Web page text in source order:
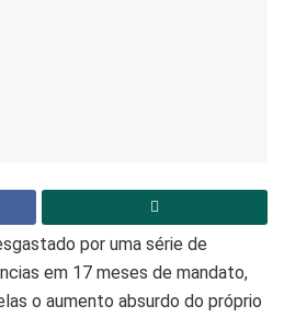
por uma série de
em 17 meses de mandato,
o aumento absurdo do próprio